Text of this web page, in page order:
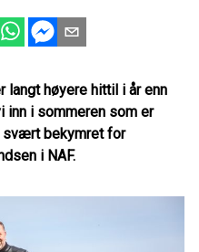
langt høyere hittil i år enn
inn i sommeren som er
svært bekymret for
i NAF.